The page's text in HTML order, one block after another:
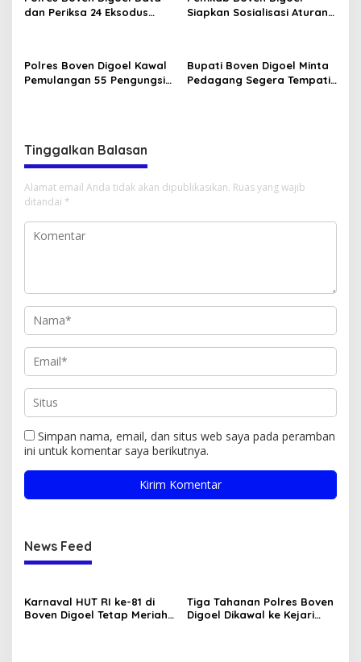
dan Periksa 24 Eksodus
Siapkan Sosialisasi Aturan
Polres Boven Digoel Kawal
Pemulangan 55 Pengungsi
Bupati Boven Digoel Minta
Pedagang Segera Tempati
Tinggalkan Balasan
Alamat email Anda tidak akan dipublikasikan. Ruas yang wajib
ditandai *
Simpan nama, email, dan situs web saya pada peramban
ini untuk komentar saya berikutnya.
News Feed
Karnaval HUT RI ke-81 di
Boven Digoel Tetap Meriah
Tiga Tahanan Polres Boven
Digoel Dikawal ke Kejari